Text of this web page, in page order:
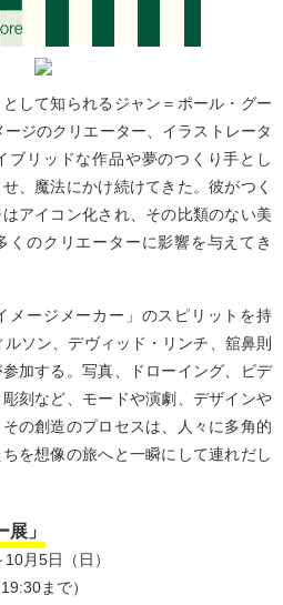
して知られるジャン＝ポール・グー
ジのクリエーター、イラストレータ
ブリッドな作品や夢のつくり手とし
、魔法にかけ続けてきた。彼がつく
アイコン化され、その比類のない美
くのクリエーターに影響を与えてき
メージメーカー」のスピリットを持
ソン、デヴィッド・リンチ、舘鼻則
加する。写真、ドローイング、ビデ
刻など、モードや演劇、デザインや
の創造のプロセスは、人々に多角的
を想像の旅へと一瞬にして連れだし
」
月5日（日）
まで）